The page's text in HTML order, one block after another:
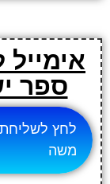
ספר
לחץ לשליחת
משה